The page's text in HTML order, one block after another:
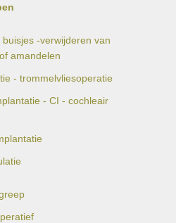
-verwijderen van
amandelen
- trommelvliesoperatie
- CI - cochleair